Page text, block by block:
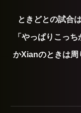
ときどとの試合
「やっぱりこっ
かXianのときは周